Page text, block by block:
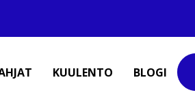
KUULENTO BLOGI